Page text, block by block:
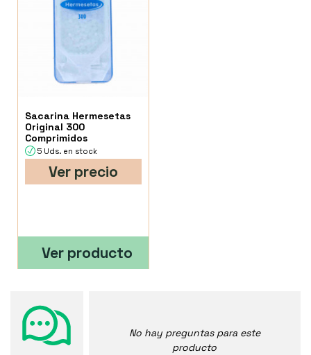
Sacarina Hermesetas
Original 300
Comprimidos
5 Uds. en stock
Ver precio
Ver producto
No hay preguntas para este
producto